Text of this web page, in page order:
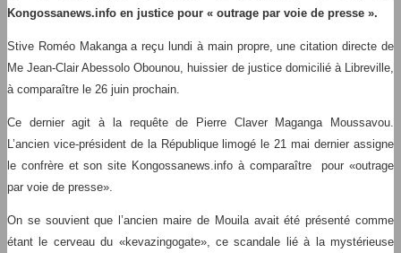
Kongossanews.info en justice pour « outrage par voie de presse ».
Stive Roméo Makanga a reçu lundi à main propre, une citation directe de
Me Jean-Clair Abessolo Obounou, huissier de justice domicilié à Libreville,
à comparaître le 26 juin prochain.
Ce dernier agit à la requête de Pierre Claver Maganga Moussavou.
L’ancien vice-président de la République limogé le 21 mai dernier assigne
le confrère et son site Kongossanews.info à comparaître pour «outrage
par voie de presse».
On se souvient que l’ancien maire de Mouila avait été présenté comme
étant le cerveau du «kevazingogate», ce scandale lié à la mystérieuse